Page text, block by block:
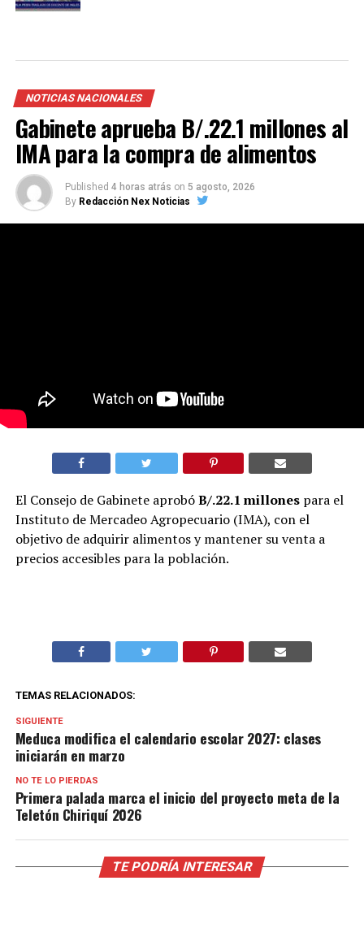
NOTICIAS NACIONALES
Gabinete aprueba B/.22.1 millones al
IMA para la compra de alimentos
Published 4 horas atrás on 5 agosto, 2026
By Redacción Nex Noticias
El Consejo de Gabinete aprobóB/.22.1 millonespara el
Instituto de Mercadeo Agropecuario (IMA), con el
objetivo de adquirir alimentos y mantener su venta a
precios accesibles para la población.
TEMAS RELACIONADOS:
SIGUIENTE
Meduca modifica el calendario escolar 2027: clases
iniciarán en marzo
NO TE LO PIERDAS
Primera palada marca el inicio del proyecto meta de la
Teletón Chiriquí 2026
TE PODRÍA INTERESAR